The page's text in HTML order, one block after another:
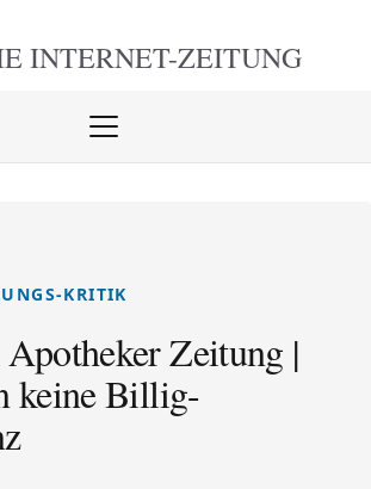
INTERNET-ZEITUNG
Menü
KRITIK
Zeitung |
keine Billig-